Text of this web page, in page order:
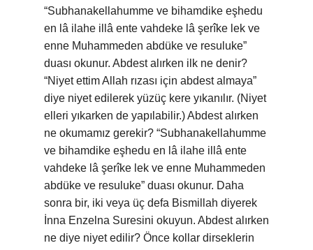
“Subhanakellahumme ve bihamdike eşhedu
en lâ ilahe illâ ente vahdeke lâ şerîke lek ve
enne Muhammeden abdüke ve resuluke”
duası okunur. Abdest alırken ilk ne denir?
“Niyet ettim Allah rızası için abdest almaya”
diye niyet edilerek yüzüç kere yıkanılır. (Niyet
elleri yıkarken de yapılabilir.) Abdest alırken
ne okumamız gerekir? “Subhanakellahumme
ve bihamdike eşhedu en lâ ilahe illâ ente
vahdeke lâ şerîke lek ve enne Muhammeden
abdüke ve resuluke” duası okunur. Daha
sonra bir, iki veya üç defa Bismillah diyerek
İnna Enzelna Suresini okuyun. Abdest alırken
ne diye niyet edilir? Önce kollar dirseklerin